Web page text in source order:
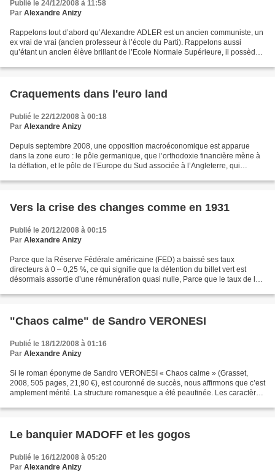
Publié le 24/12/2008 à 11:58
Par Alexandre Anizy
Rappelons tout d’abord qu’Alexandre ADLER est un ancien communiste, un
ex vrai de vrai (ancien professeur à l’école du Parti). Rappelons aussi
qu’étant un ancien élève brillant de l’Ecole Normale Supérieure, il possède
Craquements dans l'euro land
Publié le 22/12/2008 à 00:18
Par Alexandre Anizy
Depuis septembre 2008, une opposition macroéconomique est apparue
dans la zone euro : le pôle germanique, que l’orthodoxie financière mène à
la déflation, et le pôle de l’Europe du Sud associée à l’Angleterre, qui
Vers la crise des changes comme en 1931
Publié le 20/12/2008 à 00:15
Par Alexandre Anizy
Parce que la Réserve Fédérale américaine (FED) a baissé ses taux
directeurs à 0 – 0,25 %, ce qui signifie que la détention du billet vert est
désormais assortie d’une rémunération quasi nulle, Parce que le taux de la
"Chaos calme" de Sandro VERONESI
Publié le 18/12/2008 à 01:16
Par Alexandre Anizy
Si le roman éponyme de Sandro VERONESI « Chaos calme » (Grasset,
2008, 505 pages, 21,90 €), est couronné de succès, nous affirmons que c’est
amplement mérité. La structure romanesque a été peaufinée. Les caractères
Le banquier MADOFF et les gogos
Publié le 16/12/2008 à 05:20
Par Alexandre Anizy